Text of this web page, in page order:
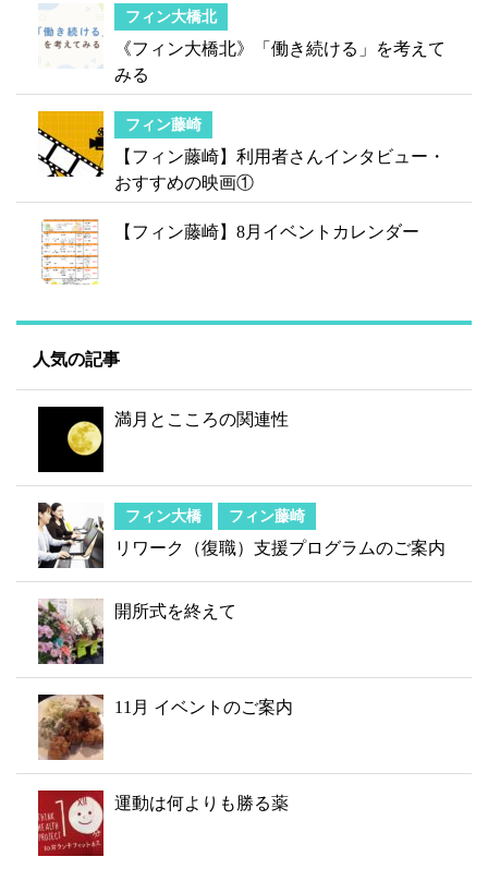
フィン大橋北
《フィン大橋北》「働き続ける」を考えて
みる
フィン藤崎
【フィン藤崎】利用者さんインタビュー・
おすすめの映画①
【フィン藤崎】8月イベントカレンダー
人気の記事
満月とこころの関連性
フィン大橋 フィン藤崎
リワーク（復職）支援プログラムのご案内
開所式を終えて
11月 イベントのご案内
運動は何よりも勝る薬